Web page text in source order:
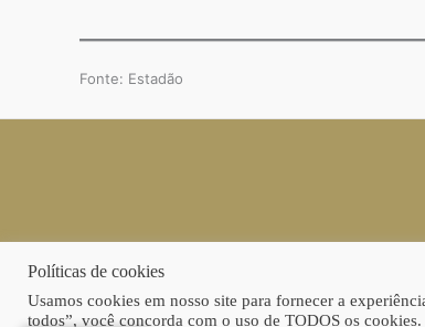
Fonte: Estadão
Políticas de cookies
Usamos cookies em nosso site para fornecer a
todos”, você concorda com o uso de TODOS os